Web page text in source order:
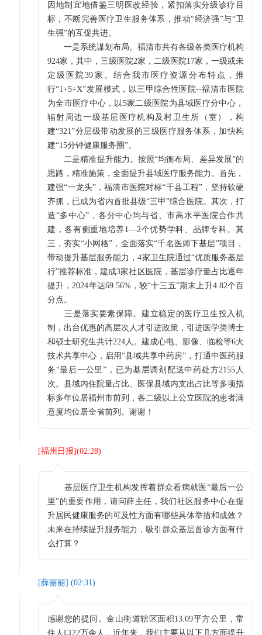
因地制宜地借鉴三明医改经验，紧扣落实分级诊疗目
标，不断完善医疗卫生服务体系，推动“经济强”与“卫
生强”的互促共进。
一是系统谋划布局。福清市共有各级各类医疗机构
924家，其中，三级医院2家，二级医院17家，一级或未
定级医院39家。结合我市医疗资源分布特点，推
行“1+5+X”发展模式，以三甲综合性医院--福清市医院
为全市医疗中心，以5家二级医院为县域医疗分中心，
辐射周边一级基层医疗机构及村卫生所（室），构
建“321”分层级带动发展的三级医疗服务体系，加快构
建“15分钟健康服务圈”。
二是精准提升能力。按照“均衡布局、差异发展”的
思路，精准施策，全面提升县域医疗服务能力。首先，
建强“一龙头”，福清市医院对标“千县工程”，坚持软硬
齐抓，已成为省内首批县级“三甲”综合医院。其次，打
造“多中心”，各分中心均与省、市高水平医院合作共
建，各有侧重地培养1—2个优势学科、品牌专科。其
三，夯实“小网格”，全面落实“千名医师下基层”项目，
带动提升基层服务能力，4家卫生院通过“优质服务基层
行”推荐标准，建成3家社区医院，基层诊疗量占比逐年
提升，2024年达69.56%，较“十三五”期末上升4.82个百
分点。
三是落实要素保障。建立稳定的医疗卫生投入机
制，出台优惠的高层次人才引进政策，引进医学类博士
和硕士研究生共计224人。建成心电、影像、临检等6大
技术共享中心，启用“县域共享中药房”，打通中医药服
务“最后一公里”，已为基层调剂配送中药处方2155人
次。县域内住院量占比、医保县域内支出占比等多项指
标多年位居福州市前列，各二级以上公立医院的患者满
意度均位居全省前列。谢谢！
[福州日报](02:28)
基层医疗卫生机构发挥着群众看病就医“最后一公
里”的重要作用，请问薛主任，我们社区服务中心在提
升居民健康服务的可及性方面有哪些具体举措和成效？
未来在持续提升服务能力，吸引群众基层首诊方面有什
么打算？
[薛丽丽] (02:31)
感谢您的提问。金山街道辖区面积13.09平方公里，常
住人口22万余人，近年来，我们主要从以下几方面提升